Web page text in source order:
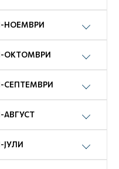
НОЕМВРИ
ОКТОМВРИ
СЕПТЕМВРИ
АВГУСТ
ЈУЛИ